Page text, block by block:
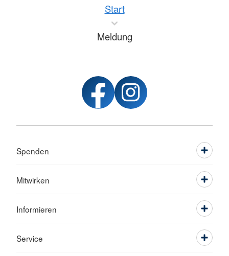
Start
Meldung
Spenden
Mitwirken
Informieren
Service